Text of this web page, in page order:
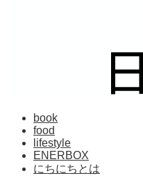
book
food
lifestyle
ENERBOX
にちにちとは